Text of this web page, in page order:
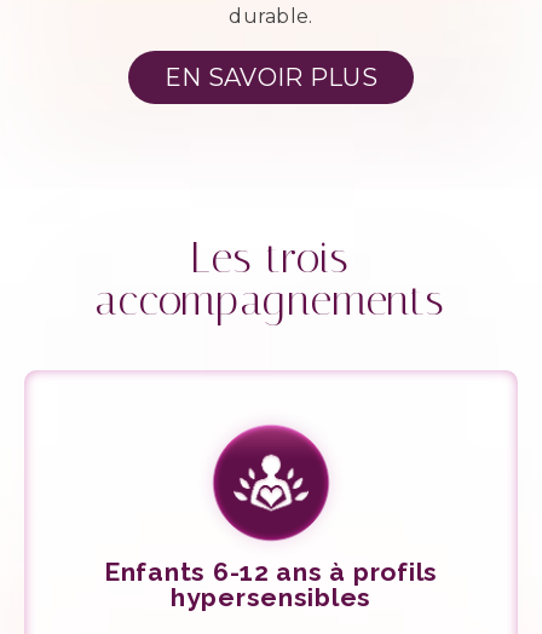
durable.
EN SAVOIR PLUS
Les trois
accompagnements
Enfants 6-12 ans à profils
hypersensibles